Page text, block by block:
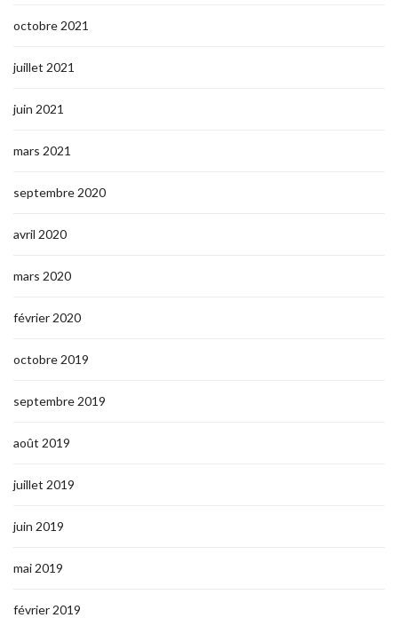
octobre 2021
juillet 2021
juin 2021
mars 2021
septembre 2020
avril 2020
mars 2020
février 2020
octobre 2019
septembre 2019
août 2019
juillet 2019
juin 2019
mai 2019
février 2019